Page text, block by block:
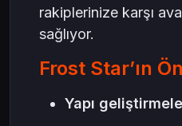
rakiplerinize karşı
sağlıyor.
Frost Star’ın
Yapı